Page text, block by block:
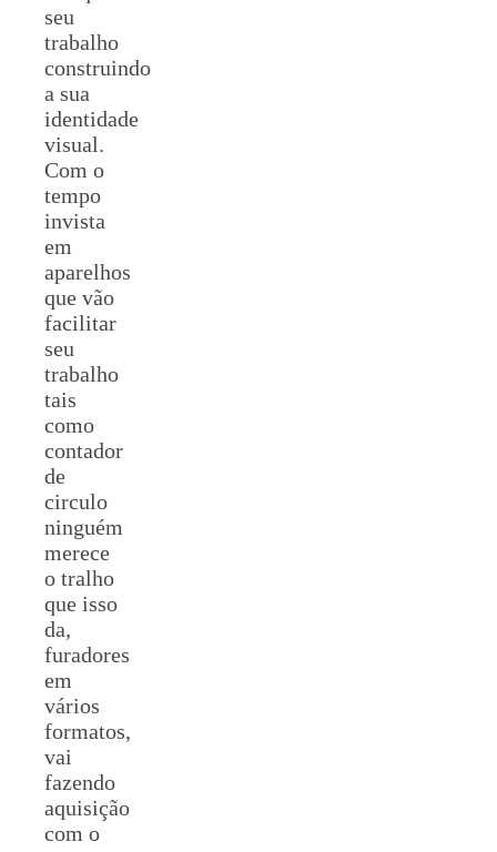
seu
trabalho
construindo
a sua
identidade
visual.
Com o
tempo
invista
em
aparelhos
que vão
facilitar
seu
trabalho
tais
como
contador
de
circulo
ninguém
merece
o tralho
que isso
da,
furadores
em
vários
formatos,
vai
fazendo
aquisição
com o